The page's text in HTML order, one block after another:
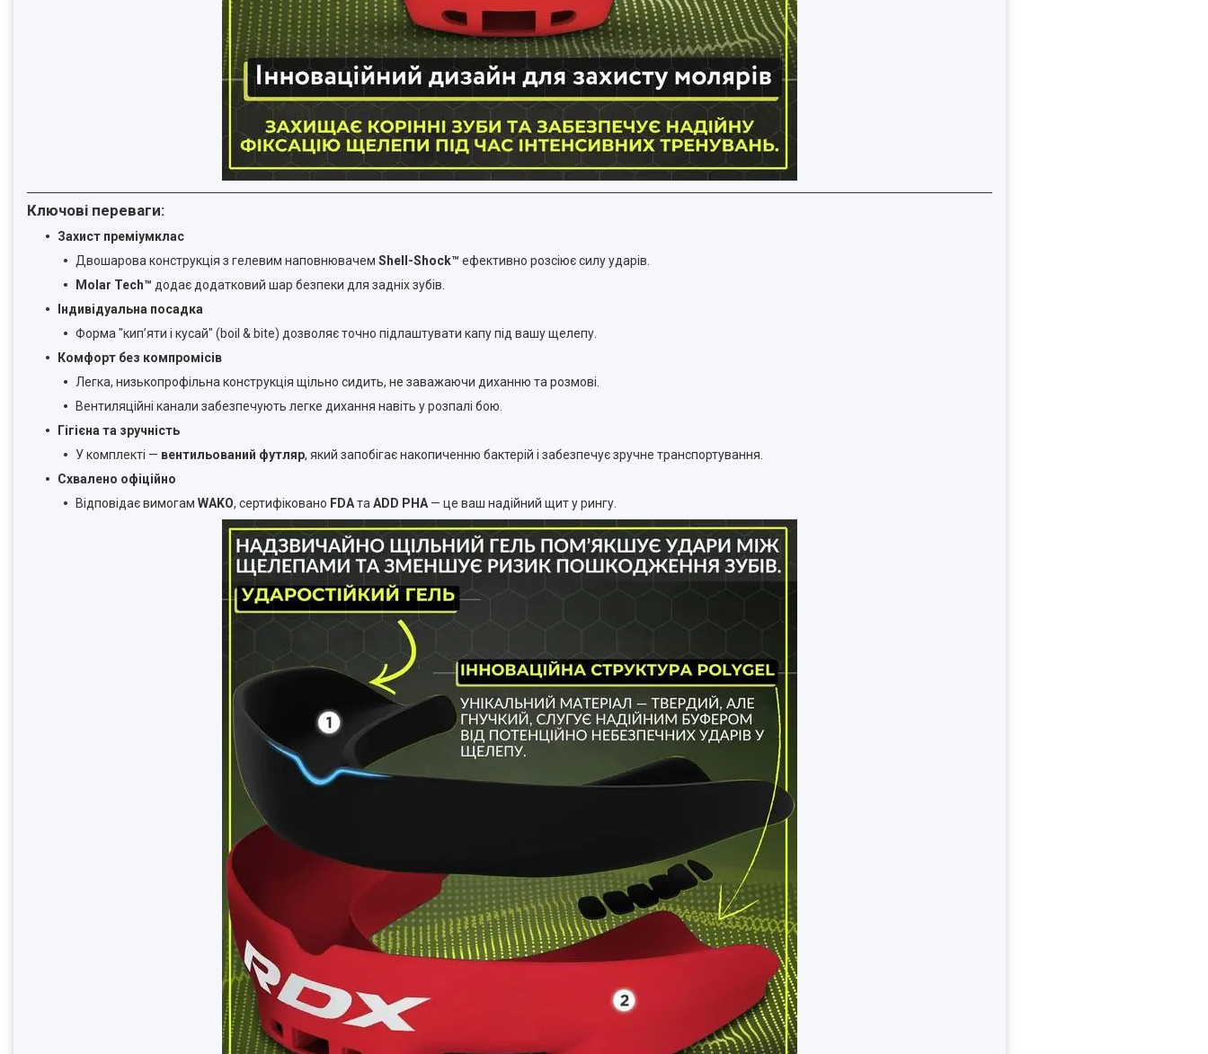
Ключові переваги:
Захист преміумклас
Двошарова конструкція з гелевим наповнювачем Shell-Shock™ ефективно розсіює силу ударів.
Molar Tech™ додає додатковий шар безпеки для задніх зубів.
Індивідуальна посадка
Форма "кип’яти і кусай" (boil & bite) дозволяє точно підлаштувати капу під вашу щелепу.
Комфорт без компромісів
Легка, низькопрофільна конструкція щільно сидить, не заважаючи диханню та розмові.
Вентиляційні канали забезпечують легке дихання навіть у розпалі бою.
Гігієна та зручність
У комплекті — вентильований футляр, який запобігає накопиченню бактерій і забезпечує зручне транспортування.
Схвалено офіційно
Відповідає вимогам WAKO, сертифіковано FDAта ADD PHA — це ваш надійний щит у рингу.